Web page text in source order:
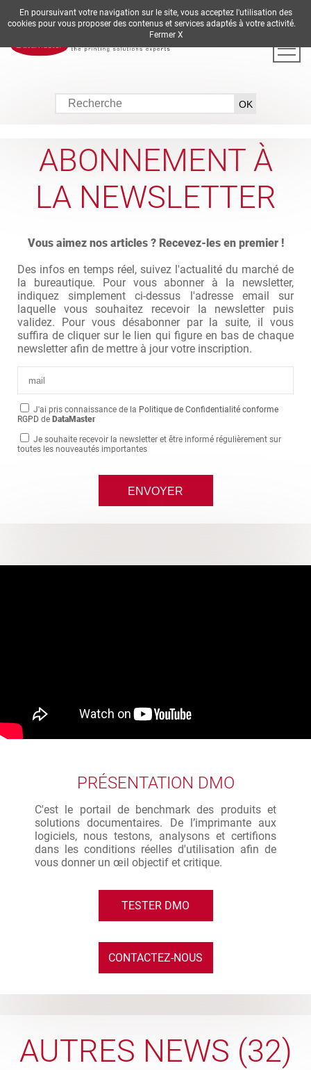
DE EN ES FR IT
ABONNEMENT À
LA NEWSLETTER
Vous aimez nos articles ? Recevez-les en premier !
Des infos en temps réel, suivez l'actualité du marché de
la bureautique. Pour vous abonner à la newsletter,
indiquez simplement ci-dessus l'adresse email sur
laquelle vous souhaitez recevoir la newsletter puis
validez. Pour vous désabonner par la suite, il vous
suffira de cliquer sur le lien qui figure en bas de chaque
newsletter afin de mettre à jour votre inscription.
J'ai pris connaissance de la Politique de Confidentialité conforme
RGPD de DataMaster
Je souhaite recevoir la newsletter et être informé régulièrement sur
toutes les nouveautés importantes
PRÉSENTATION DMO
C'est le portail de benchmark des produits et
solutions documentaires. De l’imprimante aux
logiciels, nous testons, analysons et certifions
dans les conditions réelles d'utilisation afin de
vous donner un œil objectif et critique.
TESTER DMO
CONTACTEZ-NOUS
AUTRES NEWS (32)
En poursuivant votre navigation sur le site, vous acceptez l'utilisation des
cookies pour vous proposer des contenus et services adaptés à votre activité.
Fermer X